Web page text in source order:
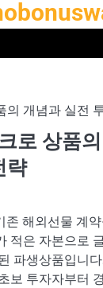
의 개념과 실전
로 상품
략
존 해외선물 계
적은 자본으로
파생상품입니
보 투자자부터